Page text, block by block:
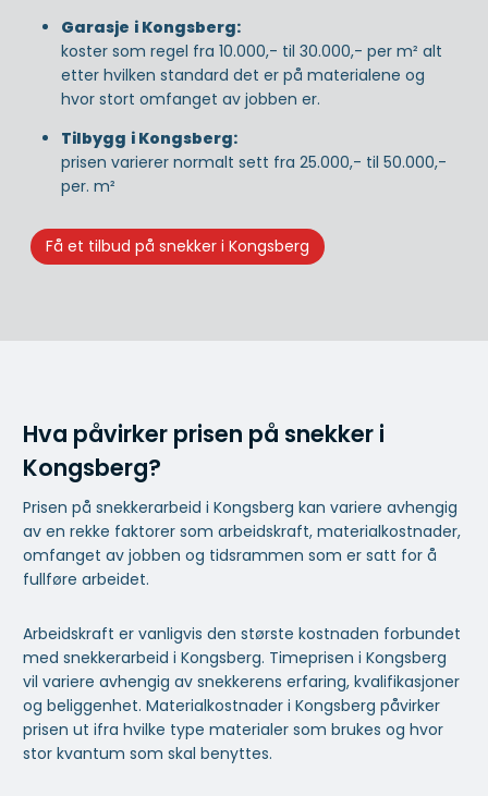
Garasje i Kongsberg:
koster som regel fra 10.000,- til 30.000,- per m² alt
etter hvilken standard det er på materialene og
hvor stort omfanget av jobben er.
Tilbygg i Kongsberg:
prisen varierer normalt sett fra 25.000,- til 50.000,-
per. m²
Få et tilbud på snekker i Kongsberg
Hva påvirker prisen på snekker i
Kongsberg?
Prisen på snekkerarbeid i Kongsberg kan variere avhengig
av en rekke faktorer som arbeidskraft, materialkostnader,
omfanget av jobben og tidsrammen som er satt for å
fullføre arbeidet.
Arbeidskraft er vanligvis den største kostnaden forbundet
med snekkerarbeid i Kongsberg. Timeprisen i Kongsberg
vil variere avhengig av snekkerens erfaring, kvalifikasjoner
og beliggenhet. Materialkostnader i Kongsberg påvirker
prisen ut ifra hvilke type materialer som brukes og hvor
stor kvantum som skal benyttes.